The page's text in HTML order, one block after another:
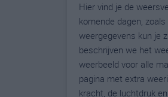
Hier vind je de
komende dagen,
weergegevens kun je
beschrijven we het
weerbeeld voor alle
pagina met extra
kracht, de luchtdruk